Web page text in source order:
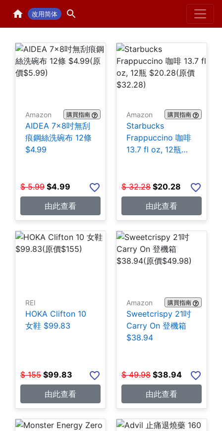
改用简体 Home
Amazon 購買指南
AIDEA 7×8吋無刮
痕鋼絲洗碗布 12條
$4.99
$ 5.99 $4.99
由此查看
Amazon 購買指南
Starbucks
Frappuccino 咖啡
13.7 fl oz, 12瓶
$ 32.28 $20.28
由此查看
REI
HOKA Clifton 10
女鞋 $99.83
$ 155 $99.83
由此查看
Amazon 購買指南
Sweetcrispy 21吋
Carry On 登機箱
$38.94
$ 49.98 $38.94
由此查看